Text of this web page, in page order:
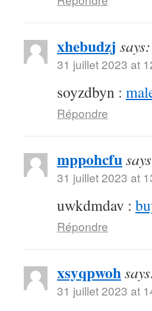
xhebudzj says:
31 juillet 2023 at
soyzdbyn :
Répondre
mppohcfu
31 juillet 2023 at
uwkdmdav :
Répondre
xsyqpwoh
31 juillet 2023 at